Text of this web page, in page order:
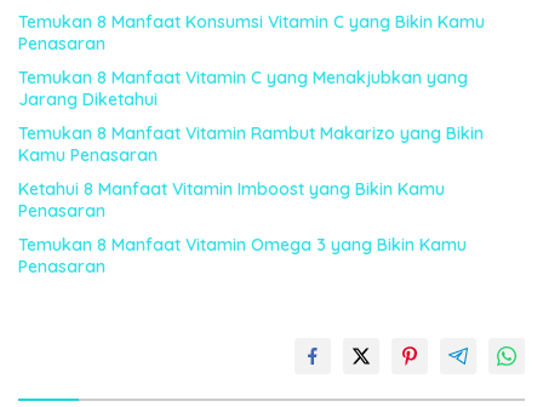
Temukan 8 Manfaat Konsumsi Vitamin C yang Bikin Kamu
Penasaran
Temukan 8 Manfaat Vitamin C yang Menakjubkan yang
Jarang Diketahui
Temukan 8 Manfaat Vitamin Rambut Makarizo yang Bikin
Kamu Penasaran
Ketahui 8 Manfaat Vitamin Imboost yang Bikin Kamu
Penasaran
Temukan 8 Manfaat Vitamin Omega 3 yang Bikin Kamu
Penasaran